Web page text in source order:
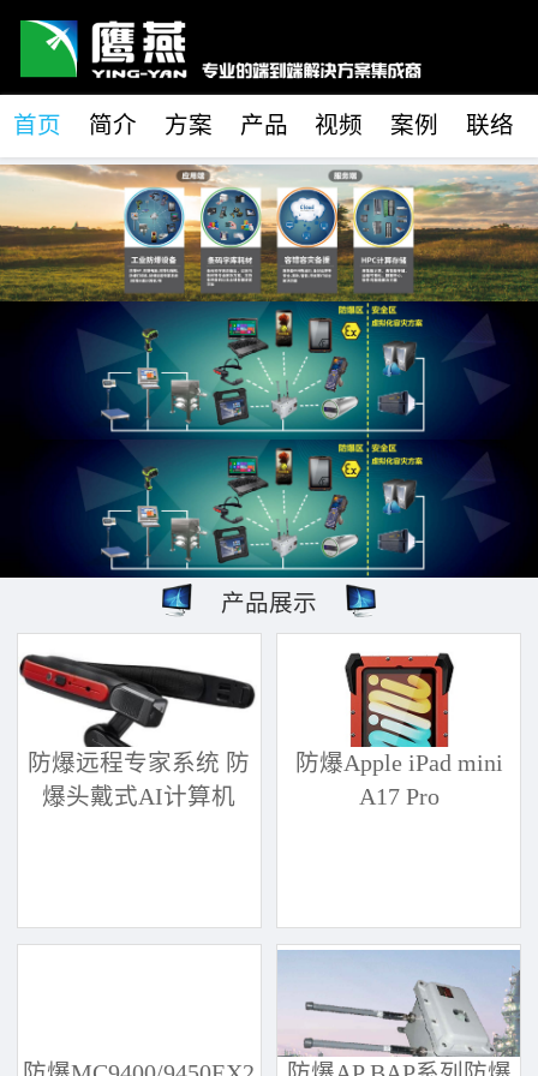
首页 简介 方案 产品 视频 案例 联络
产品展示
防爆远程专家系统 防
爆头戴式AI计算机
防爆Apple iPad mini
A17 Pro